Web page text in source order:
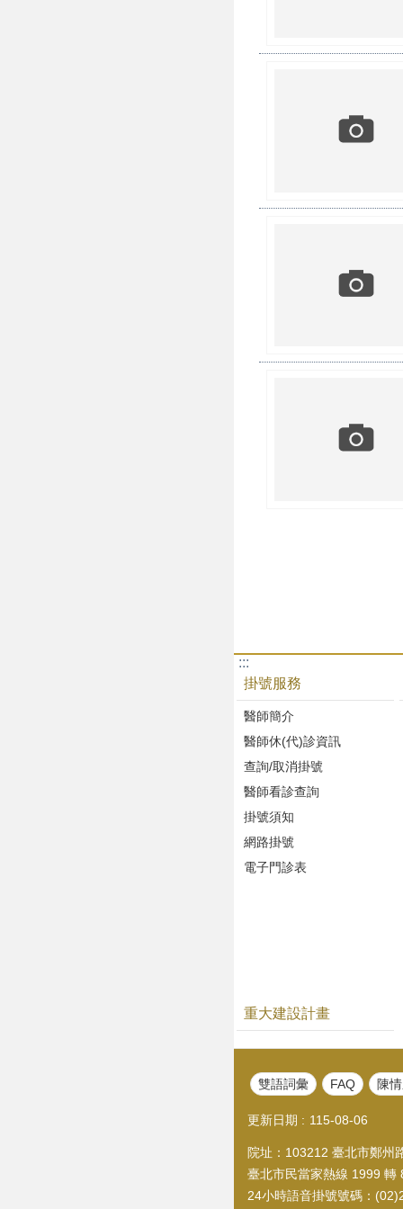
:::
掛號服務
醫師簡介
醫師休(代)診資訊
查詢/取消掛號
醫師看診查詢
掛號須知
網路掛號
電子門診表
重大建設計畫
雙語詞彙 FAQ 陳
更新日期 115-08-06
院址：103212 臺北市鄭州
臺北市民當家熱線 1999
24小時語音掛號號碼：